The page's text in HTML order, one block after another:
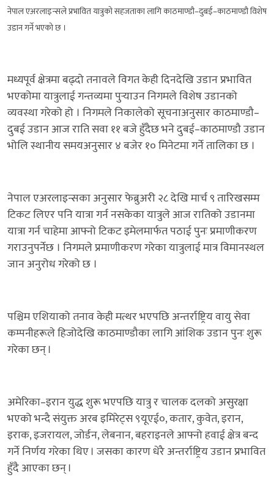
नेपाल एअरलाइन्सले प्रभावित यात्रुको सहजताका लागि काठमाण्डौ–दुबई–काठमाण्डौ विशेष
उडान गर्ने भएको छ ।
मध्यपूर्व क्षेत्रमा बढ्दो तनावले विगत केही दिनदेखि उडान प्रभावित
भएकोमा यात्रुलाई गन्तव्यमा पुर्‍याउन निगमले विशेष उडानको
व्यवस्था गरेको हो । निगमले निकालेको सूचनाअनुसार काठमाण्डौ–
दुबई उडान आज राति सवा ११ बजे हुँदैछ भने दुबई–काठमाण्डौ उडान
भोलि स्थानीय समयअनुसार ४ बजेर १० मिनेटमा गर्ने तालिका छ ।
नेपाल एअरलाइन्सका अनुसार फेब्रुअरी २८ देखि मार्च ९ तारिखसम्म
टिकट लिएर पनि यात्रा गर्न नसकेका यात्रुले आज रातिको उडानमा
यात्रा गर्न चाहेमा आफ्नो टिकट इमेलमार्फत पठाई पुनः प्रमाणीकरण
गराउनुपर्नेछ । निगमले प्रमाणीकरण गरेका यात्रुलाई मात्र विमानस्थल
जान अनुरोध गरेको छ ।
पश्चिम एशियाको तनाव केही मत्थर भएपछि अन्तर्राष्ट्रिय वायु सेवा
कम्पनीहरूले हिजोदेखि काठमाण्डौका लागि आंशिक उडान पुनः शुरू
गरेका छन् ।
अमेरिका–इरान युद्ध शुरू भएपछि यात्रु र चालक दलको असुरक्षा
भएको भन्दै संयुक्त अरब इमिरेट्स ९यूएई०, कतार, कुवेत, इरान,
इराक, इजरायल, जोर्डन, लेबनान, बहराइनले आफ्नो हवाई क्षेत्र बन्द
गर्ने निर्णय गरेका थिए । जसका कारण धेरै अन्तर्राष्ट्रिय उडान प्रभावित
हुँदै आएका छन् ।